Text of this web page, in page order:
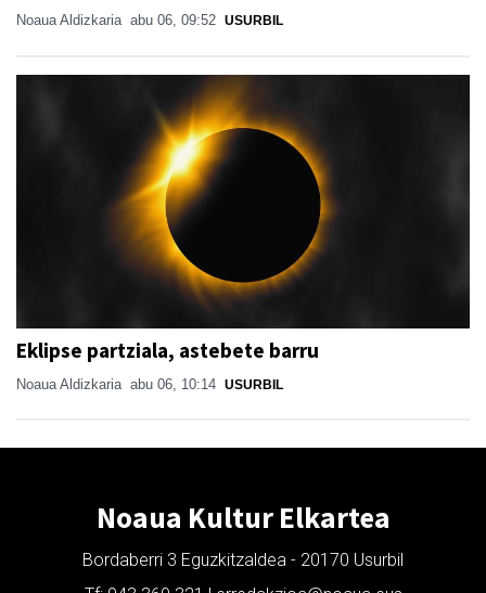
Noaua Aldizkaria abu 06, 09:52 USURBIL
Eklipse partziala, astebete barru
Noaua Aldizkaria abu 06, 10:14 USURBIL
Noaua Kultur Elkartea
Bordaberri 3 Eguzkitzaldea - 20170 Usurbil